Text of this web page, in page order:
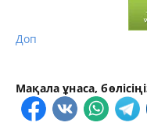
Доп
Мақала ұнаса,